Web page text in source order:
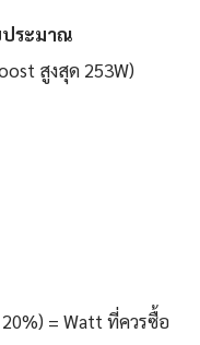
ประมาณ
สูงสุด 253W)
= Watt ที่ควรซื้อ